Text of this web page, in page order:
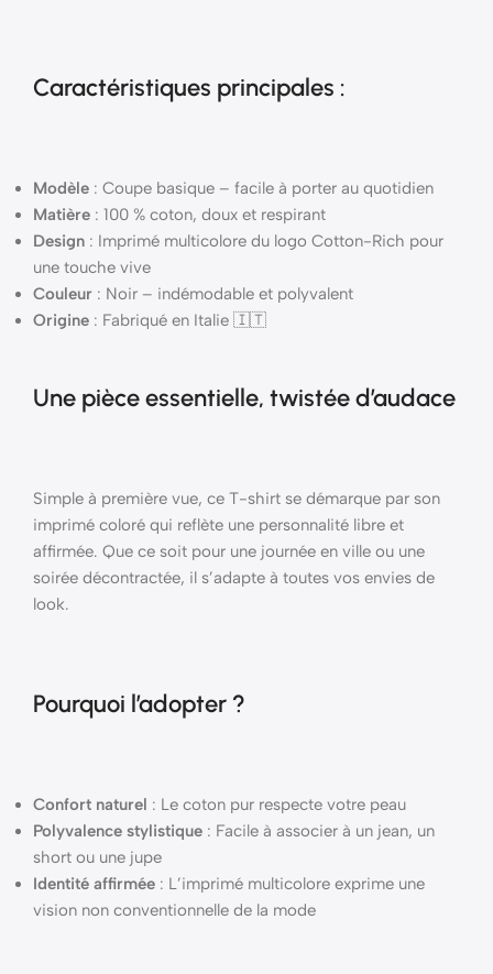
Caractéristiques principales :
Modèle : Coupe basique – facile à porter au quotidien
Matière : 100 % coton, doux et respirant
Design : Imprimé multicolore du logo Cotton-Rich pour
une touche vive
Couleur : Noir – indémodable et polyvalent
Origine : Fabriqué en Italie 🇮🇹
Une pièce essentielle, twistée d’audace
Simple à première vue, ce T-shirt se démarque par son
imprimé coloré qui reflète une personnalité libre et
affirmée. Que ce soit pour une journée en ville ou une
soirée décontractée, il s’adapte à toutes vos envies de
look.
Pourquoi l’adopter ?
Confort naturel : Le coton pur respecte votre peau
Polyvalence stylistique : Facile à associer à un jean, un
short ou une jupe
Identité affirmée : L’imprimé multicolore exprime une
vision non conventionnelle de la mode